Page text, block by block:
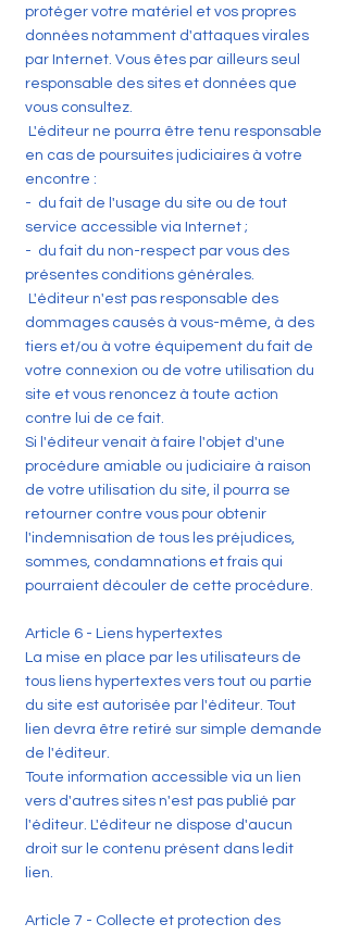
protéger votre matériel et vos propres
données notamment d'attaques virales
par Internet. Vous êtes par ailleurs seul
responsable des sites et données que
vous consultez.
L'éditeur ne pourra être tenu responsable
en cas de poursuites judiciaires à votre
encontre :
- du fait de l'usage du site ou de tout
service accessible via Internet ;
- du fait du non-respect par vous des
présentes conditions générales.
L'éditeur n'est pas responsable des
dommages causés à vous-même, à des
tiers et/ou à votre équipement du fait de
votre connexion ou de votre utilisation du
site et vous renoncez à toute action
contre lui de ce fait.
Si l'éditeur venait à faire l'objet d'une
procédure amiable ou judiciaire à raison
de votre utilisation du site, il pourra se
retourner contre vous pour obtenir
l'indemnisation de tous les préjudices,
sommes, condamnations et frais qui
pourraient découler de cette procédure.
Article 6 - Liens hypertextes
La mise en place par les utilisateurs de
tous liens hypertextes vers tout ou partie
du site est autorisée par l'éditeur. Tout
lien devra être retiré sur simple demande
de l'éditeur.
Toute information accessible via un lien
vers d'autres sites n'est pas publié par
l'éditeur. L'éditeur ne dispose d'aucun
droit sur le contenu présent dans ledit
lien.
Article 7 - Collecte et protection des